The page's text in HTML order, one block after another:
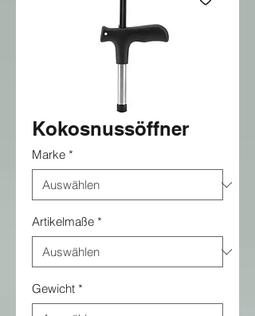
Kokosnussöffner
Marke *
Artikelmaße *
Gewicht *